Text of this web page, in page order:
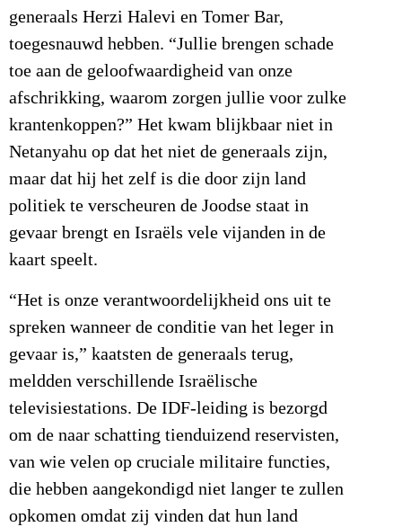
generaals Herzi Halevi en Tomer Bar,
toegesnauwd hebben. “Jullie brengen schade
toe aan de geloofwaardigheid van onze
afschrikking, waarom zorgen jullie voor zulke
krantenkoppen?” Het kwam blijkbaar niet in
Netanyahu op dat het niet de generaals zijn,
maar dat hij het zelf is die door zijn land
politiek te verscheuren de Joodse staat in
gevaar brengt en Israëls vele vijanden in de
kaart speelt.
“Het is onze verantwoordelijkheid ons uit te
spreken wanneer de conditie van het leger in
gevaar is,” kaatsten de generaals terug,
meldden verschillende Israëlische
televisiestations. De IDF-leiding is bezorgd
om de naar schatting tienduizend reservisten,
van wie velen op cruciale militaire functies,
die hebben aangekondigd niet langer te zullen
opkomen omdat zij vinden dat hun land